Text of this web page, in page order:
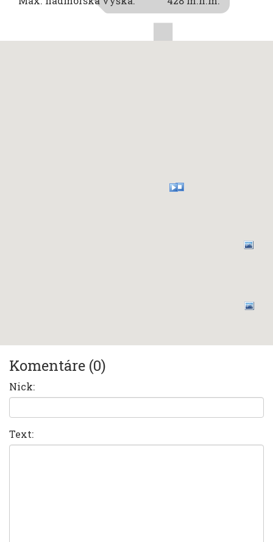
Komentáre (0)
Nick:
Text: